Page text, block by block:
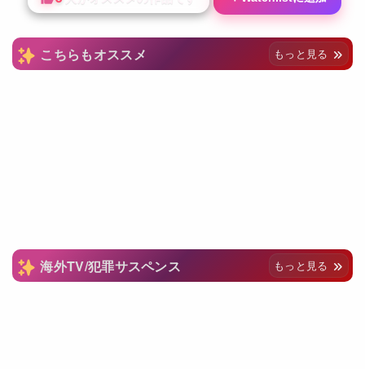
こちらもオススメ もっと見る
海外TV/犯罪サスペンス もっと見る